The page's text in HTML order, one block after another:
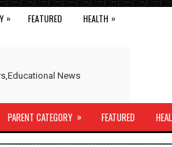
» FEATURED HEALTH »
News
PARENT CATEGORY » FEATURED